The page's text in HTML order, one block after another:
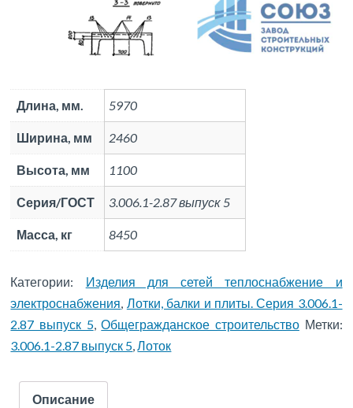
Длина, мм. 5970
Ширина, мм 2460
Высота, мм 1100
Серия/ГОСТ 3.006.1-2.87 выпуск 5
Масса, кг 8450
Категории: Изделия для сетей теплоснабжение и
электроснабжения, Лотки, балки и плиты. Серия 3.006.1-
2.87 выпуск 5,Общегражданское строительство Метки:
3.006.1-2.87 выпуск 5,Лоток
Описание